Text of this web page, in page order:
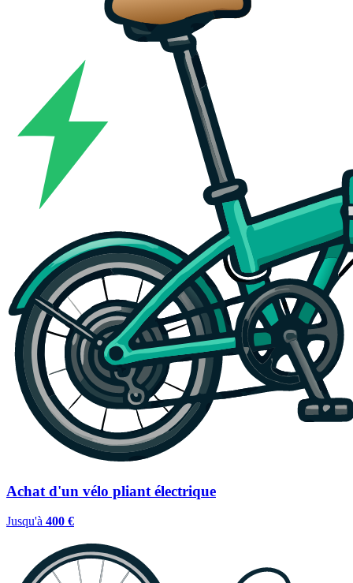
Achat d'un vélo pliant électrique
Jusqu'à 400 €